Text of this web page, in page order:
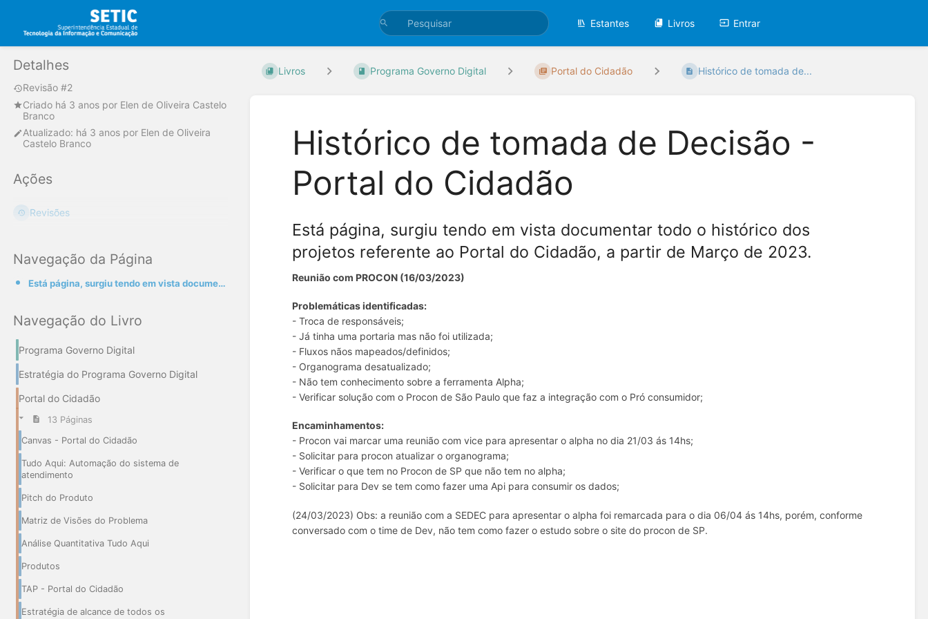
Estantes Livros Entrar
Detalhes
Revisão #2
Criado há 3 anos por Elen de Oliveira Castelo
Branco
Atualizado: há 3 anos por Elen de Oliveira
Castelo Branco
Ações
Revisões
Navegação da Página
Está página, surgiu tendo em vista documentar todo o histórico dos projetos referente ao Portal do C
Navegação do Livro
Programa Governo Digital
Estratégia do Programa Governo Digital
Portal do Cidadão
13 Páginas
Canvas - Portal do Cidadão
Tudo Aqui: Automação do sistema de
atendimento
Pitch do Produto
Matriz de Visões do Problema
Análise Quantitativa Tudo Aqui
Produtos
TAP - Portal do Cidadão
Estratégia de alcance de todos os
Livros Programa Governo Digital Portal do Cidadão Histórico de tomada de...
Histórico de tomada de Decisão -
Portal do Cidadão
Está página, surgiu tendo em vista documentar todo o histórico dos
projetos referente ao Portal do Cidadão, a partir de Março de 2023.
Reunião com PROCON (16/03/2023)
Problemáticas identificadas:
- Troca de responsáveis;
- Já tinha uma portaria mas não foi utilizada;
- Fluxos nãos mapeados/definidos;
- Organograma desatualizado;
- Não tem conhecimento sobre a ferramenta Alpha;
- Verificar solução com o Procon de São Paulo que faz a integração com o Pró consumidor;
Encaminhamentos:
- Procon vai marcar uma reunião com vice para apresentar o alpha no dia 21/03 ás 14hs;
- Solicitar para procon atualizar o organograma;
- Verificar o que tem no Procon de SP que não tem no alpha;
- Solicitar para Dev se tem como fazer uma Api para consumir os dados;
(24/03/2023) Obs: a reunião com a SEDEC para apresentar o alpha foi remarcada para o dia 06/04 ás 14hs, porém, conforme
conversado com o time de Dev, não tem como fazer o estudo sobre o site do procon de SP.